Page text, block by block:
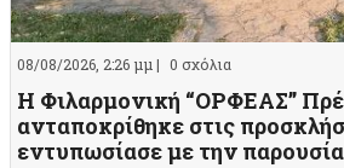
08/08/2026, 2:26 μμ | 0 σχόλια
Η Φιλαρμονική “ΟΡΦΕΑΣ”
ανταποκρίθηκε στις
εντυπωσίασε με την